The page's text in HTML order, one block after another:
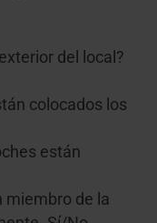
del local?
colocados los
están
miembro de la